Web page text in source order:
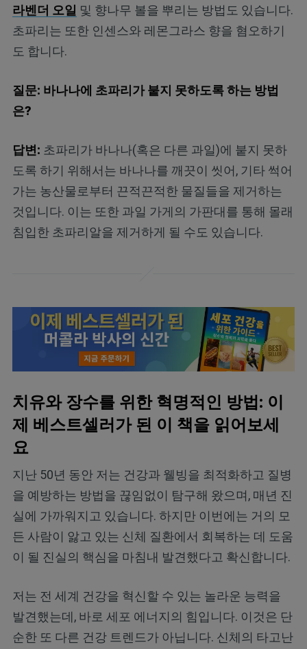
라벤더 오일 및 향나무 볼을 뿌리는 방법도 있습니다.
초파리는 또한 인센스와 레몬그라스 향을 혐오하기
도 합니다.
질문: 바나나에 초파리가 붙지 못하도록 하는 방법
은?
답변: 초파리가 바나나(혹은 다른 과일)에 붙지 못하
도록 하기 위해서는 바나나를 깨끗이 씻어, 기타 썩어
가는 농산물로부터 끈적끈적한 물질들을 제거하는
것입니다. 이는 또한 과일 가게의 가판대를 통해 몰래
침입한 초파리알을 제거하게 될 수도 있습니다.
치유와 장수를 위한 혁명적인 방법: 이
제 베스트셀러가 된 이 책을 읽어보세
요
지난 50년 동안 저는 건강과 웰빙을 최적화하고 질병
을 예방하는 방법을 끊임없이 탐구해 왔으며, 매년 진
실에 가까워지고 있습니다. 하지만 이번에는 거의 모
든 사람이 앓고 있는 신체 질환에서 회복하는 데 도움
이 될 진실의 핵심을 마침내 발견했다고 확신합니다.
저는 전 세계 건강을 혁신할 수 있는 놀라운 능력을
발견했는데, 바로 세포 에너지의 힘입니다. 이것은 단
순한 또 다른 건강 트렌드가 아닙니다. 신체의 타고난